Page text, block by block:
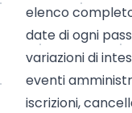
elenco
date di ogni
variazioni di
eventi
iscrizioni,